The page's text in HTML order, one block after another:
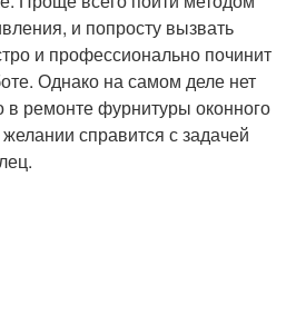
и попросту вызвать
и профессионально починит
Однако на самом деле нет
в ремонте фурнитуры оконного
справится с задачей